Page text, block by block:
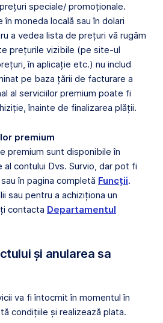
speciale/ promoționale.
moneda locală sau în dolari
a vedea lista de prețuri vă rugăm
prețurile vizibile (pe site-ul
în aplicație etc.) nu includ
pe baza țării de facturare a
al serviciilor premium poate fi
înainte de finalizarea plății.
premium
premium sunt disponibile în
al contului Dvs. Survio, dar pot fi
sau în pagina completă Funcții.
sau pentru a achiziționa un
contacta Departamentul
și anularea sa
va fi întocmit în momentul în
condițiile și realizează plata.